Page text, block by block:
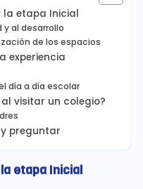
etapa Inicial
y al desarrollo
de los espacios
experiencia
día a día escolar
visitar un colegio?
preguntar
etapa Inicial